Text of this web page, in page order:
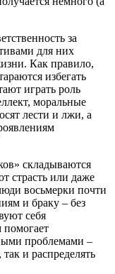
за
для них
Как правило,
избегать
играть роль
моральные
лести и лжи, а
складываются
страсть или даже
восьмерки почти
и браку – без
себя
помогает
проблемами –
и распределять